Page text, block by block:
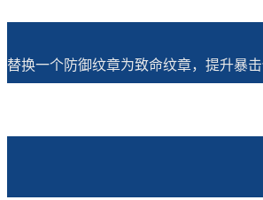
替换一个防御纹章为致命纹章，提升暴